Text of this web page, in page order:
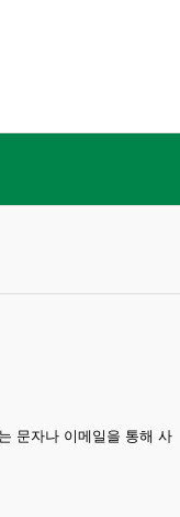
문자나 이메일을 통해 사